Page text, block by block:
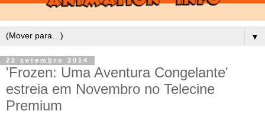
▼
22 setembro 2014
'Frozen: Uma Aventura Congelante'
estreia em Novembro no Telecine
Premium